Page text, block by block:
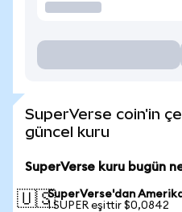
SuperVerse coin'in
güncel kuru
SuperVerse kuru bugün
🇺🇸SuperVerse'dan
1 SUPER eşittir $0,0842